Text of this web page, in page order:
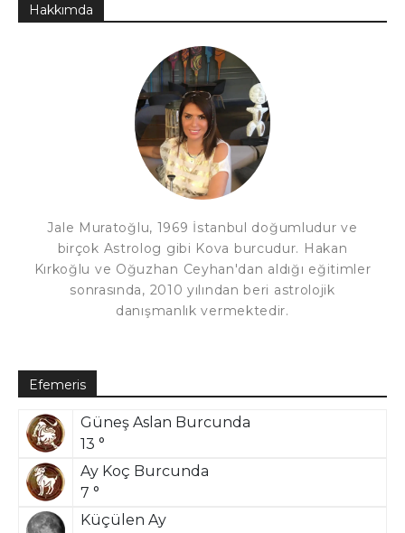
Hakkımda
Jale Muratoğlu, 1969 İstanbul doğumludur ve
birçok Astrolog gibi Kova burcudur. Hakan
Kırkoğlu ve Oğuzhan Ceyhan'dan aldığı eğitimler
sonrasında, 2010 yılından beri astrolojik
danışmanlık vermektedir.
Efemeris
Güneş Aslan Burcunda
13 °
Ay Koç Burcunda
7 °
Küçülen Ay